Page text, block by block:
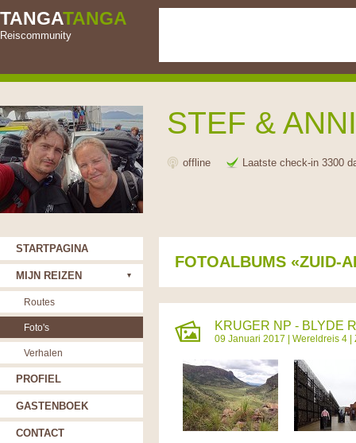
TANGATANGA
Reiscommunity
STEF &
offline Laatste check-in 3300
FOTOALBUMS «ZUID-
KRUGER NP - BLYDE
09 Januari 2017 | Wereldreis 4 |
STARTPAGINA
MIJN REIZEN
Routes
Foto's
Verhalen
PROFIEL
GASTENBOEK
CONTACT